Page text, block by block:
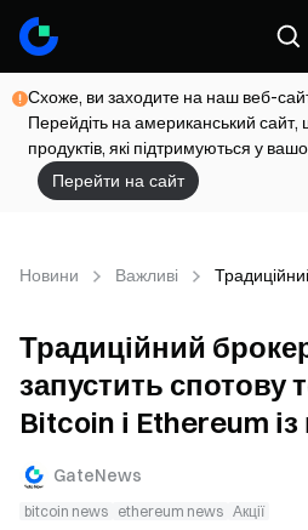
Схоже, ви заходите на наш веб-
Перейдіть на американський
продуктів, які підтримуються у
Перейти на сайт
Новини Важливі
Традиційний
запустить спотову
Bitcoin і Ethereum
GateNews
bitcoin news ethereum news Акції